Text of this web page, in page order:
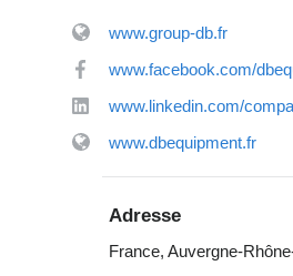
www.group-db.fr
www.facebook.com/
www.linkedin.com/
www.dbequipment.fr
Adresse
France, Auvergne-